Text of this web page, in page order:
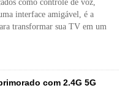
como controle de voz,
interface amigável, é a
transformar sua TV em um
com 2.4G 5G